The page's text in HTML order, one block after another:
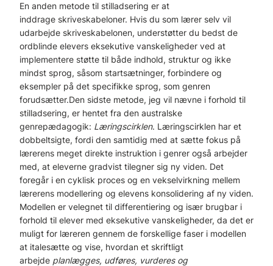
En anden metode til stilladsering er at
inddrage skriveskabeloner. Hvis du som lærer selv vil
udarbejde skriveskabelonen, understøtter du bedst de
ordblinde elevers eksekutive vanskeligheder ved at
implementere støtte til både indhold, struktur og ikke
mindst sprog, såsom startsætninger, forbindere og
eksempler på det specifikke sprog, som genren
forudsætter.Den sidste metode, jeg vil nævne i forhold til
stilladsering, er hentet fra den australske
genrepædagogik: Læringscirklen. Læringscirklen har et
dobbeltsigte, fordi den samtidig med at sætte fokus på
lærerens meget direkte instruktion i genrer også arbejder
med, at eleverne gradvist tilegner sig ny viden. Det
foregår i en cyklisk proces og en vekselvirkning mellem
lærerens modellering og elevens konsolidering af ny viden.
Modellen er velegnet til differentiering og især brugbar i
forhold til elever med eksekutive vanskeligheder, da det er
muligt for læreren gennem de forskellige faser i modellen
at italesætte og vise, hvordan et skriftligt
arbejde planlægges, udføres, vurderes og